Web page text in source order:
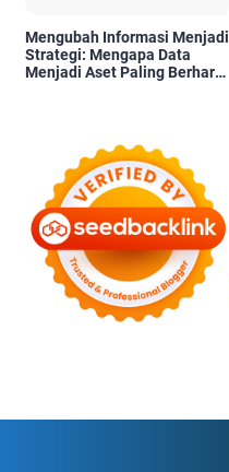
Mengubah Informasi Menjadi
Strategi: Mengapa Data
Menjadi Aset Paling Berharga